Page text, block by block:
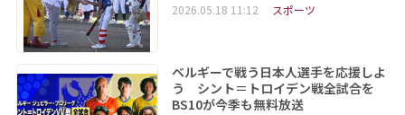
2026.05.18 11:12 スポーツ
ベルギーで戦う日本人選手を応援しよ
う シント＝トロイデン戦全試合を
BS10が今季も無料放送